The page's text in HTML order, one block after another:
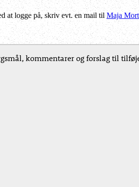
at logge på, skriv evt. en mail tilMaja
kommentarer og forslag til